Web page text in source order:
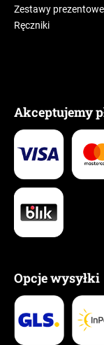
Zestawy prezentowe
Ręczniki
Akceptujemy
Opcje wysyłki